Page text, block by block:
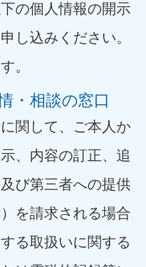
の個人情報の開示
し込みください。
。
・相談の窓口
関して、ご本人か
、内容の訂正、追
び第三者への提供
を請求される場合
る取扱いに関する